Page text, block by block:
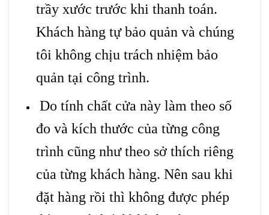
trầy xước trước khi thanh toán.
Khách hàng tự bảo quản và chúng
tôi không chịu trách nhiệm bảo
quản tại công trình.
Do tính chất cửa này làm theo số
đo và kích thước của từng công
trình cũng như theo sở thích riêng
của từng khách hàng. Nên sau khi
đặt hàng rồi thì không được phép